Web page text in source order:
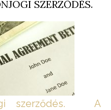
SZERZŐDÉS.
szerződés. A